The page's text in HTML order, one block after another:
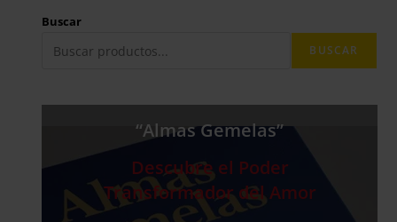
Buscar
BUSCAR
“Almas Gemelas”
Descubre el Poder
Transformador del Amor